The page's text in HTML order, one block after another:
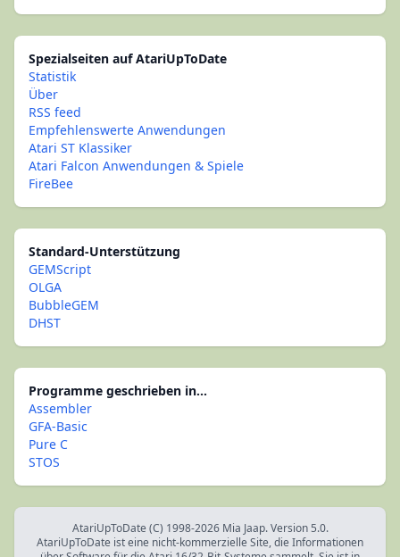
Spezialseiten auf AtariUpToDate
Statistik
Über
RSS feed
Empfehlenswerte Anwendungen
Atari ST Klassiker
Atari Falcon Anwendungen & Spiele
FireBee
Standard-Unterstützung
GEMScript
OLGA
BubbleGEM
DHST
Programme geschrieben in...
Assembler
GFA-Basic
Pure C
STOS
AtariUpToDate (C) 1998-2026 Mia Jaap. Version 5.0.
AtariUpToDate ist eine nicht-kommerzielle Site, die Informationen